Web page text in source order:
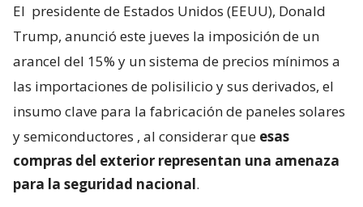
El presidente de Estados Unidos (EEUU), Donald
Trump, anunció este jueves la imposición de un
arancel del 15% y un sistema de precios mínimos a
las importaciones de polisilicio y sus derivados, el
insumo clave para la fabricación de paneles solares
y semiconductores , al considerar que esas
compras del exterior representan una amenaza
para la seguridad nacional.